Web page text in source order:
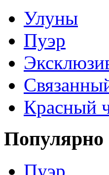
Улуны
Пуэр
Красный
Популярно